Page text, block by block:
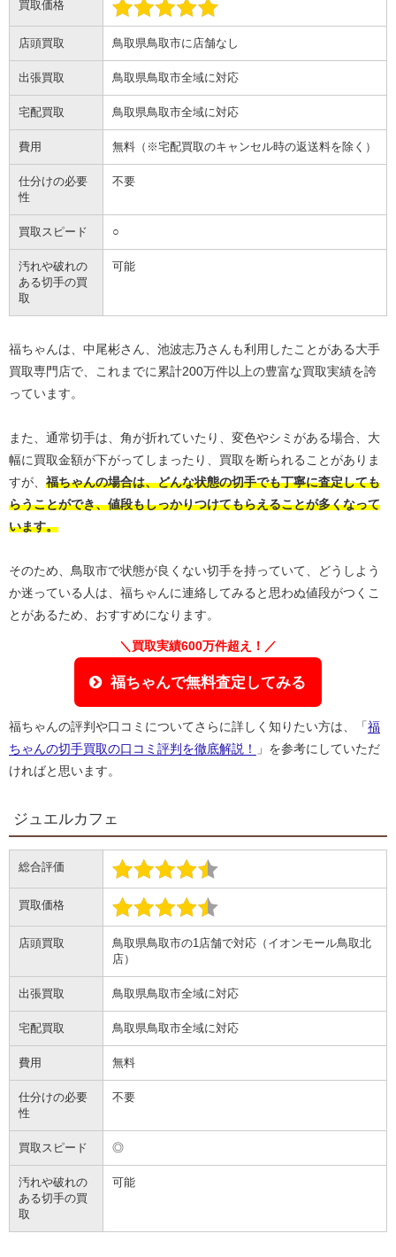
買取価格
店頭買取 鳥取県鳥取市に店舗なし
出張買取 鳥取県鳥取市全域に対応
宅配買取 鳥取県鳥取市全域に対応
費用 無料（※宅配買取のキャンセル時の返送料を除く）
仕分けの必要
性
不要
買取スピード ○
汚れや破れの
ある切手の買
取
可能
福ちゃんは、中尾彬さん、池波志乃さんも利用したことがある大手
買取専門店で、これまでに累計200万件以上の豊富な買取実績を誇
っています。
また、通常切手は、角が折れていたり、変色やシミがある場合、大
幅に買取金額が下がってしまったり、買取を断られることがありま
すが、 福ちゃんの場合は、どんな状態の切手でも丁寧に査定しても
らうことができ、値段もしっかりつけてもらえることが多くなって
います。
そのため、鳥取市で状態が良くない切手を持っていて、どうしよう
か迷っている人は、福ちゃんに連絡してみると思わぬ値段がつくこ
とがあるため、おすすめになります。
＼買取実績600万件超え！／
福ちゃんで無料査定してみる
福ちゃんの評判や口コミについてさらに詳しく知りたい方は、「 福
ちゃんの切手買取の口コミ評判を徹底解説！
」を参考にしていただ
ければと思います。
ジュエルカフェ
総合評価
買取価格
店頭買取
鳥取県鳥取市の1店舗で対応（イオンモール鳥取北
店）
出張買取 鳥取県鳥取市全域に対応
宅配買取 鳥取県鳥取市全域に対応
費用 無料
仕分けの必要
性
不要
買取スピード ◎
汚れや破れの
ある切手の買
取
可能